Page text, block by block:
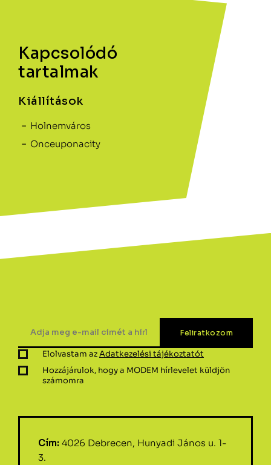
Kapcsolódó
tartalmak
Kiállítások
Holnemváros
Onceuponacity
Elolvastam azAdatkezelési tájékoztatót
Hozzájárulok, hogy a MODEM hírlevelet küldjön
számomra
Cím: 4026 Debrecen, Hunyadi János u. 1-
3.